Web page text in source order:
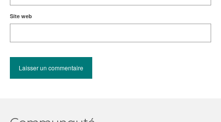
Site web